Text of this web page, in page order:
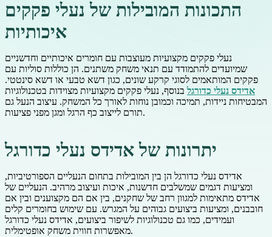
התכונות המובילות של נעלי פקקים
איכותיות
נעלי פקקים מקצועיות מעוצבות עם חומרים איכותיים וחדשניים
שמיועדים להתמודד עם תנאי משחק משתנים. הן כוללות סוליות עם
פקקים המותאמים לסוגי קרקע שונים, כגון דשא טבעי או דשא סינטטי.
אדידס נעלי כדורגל בנוסף, נעלי פקקים מקצועיות מצוידות בטכנולוגיות
המבטיחות ניידות, תמיכה וכמובן נוחות לאורך כל המשחק. עיצוב הנעל גם
תורם לייצוב כף הרגל ומגן מפני פציעות.
יתרונות של אדידס נעלי כדורגל
אדידס נעלי כדורגל הן בין המובילות בתחום הנעליים הספורטיביות,
ומציעות דגמים שמשלבים חדשנות, איכות ועיצוב מרהיב. הנעליים של
אדידס מתאימות למגוון רחב של שחקנים, בין אם הם מקצוענים ובין אם
חובבנים, ומציעות ביצועים גבוהים על המגרש. עם שימוש בחומרים קלים
ועמידים, כמו גם טכנולוגיות לשיפור ביצועים, אדידס נעלי כדורגל
מאפשרות חווית משחק אופטימלית.